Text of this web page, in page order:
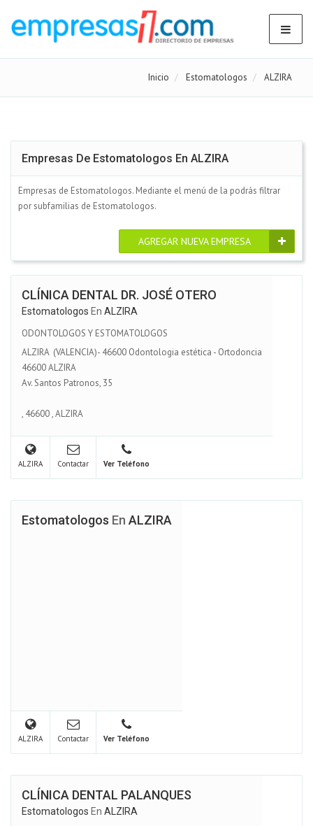
Inicio Estomatologos ALZIRA
Empresas De Estomatologos En ALZIRA
Empresas de Estomatologos. Mediante el menú de la podrás filtrar
por subfamilias de Estomatologos.
AGREGAR NUEVA EMPRESA
CLÍNICA DENTAL DR. JOSÉ OTERO
Estomatologos En ALZIRA
ODONTOLOGOS Y ESTOMATOLOGOS
ALZIRA (VALENCIA)- 46600 Odontologia estética - Ortodoncia
46600 ALZIRA
Av. Santos Patronos, 35
, 46600,ALZIRA
ALZIRA Contactar Ver Teléfono
Estomatologos En ALZIRA
ALZIRA Contactar Ver Teléfono
CLÍNICA DENTAL PALANQUES
Estomatologos En ALZIRA